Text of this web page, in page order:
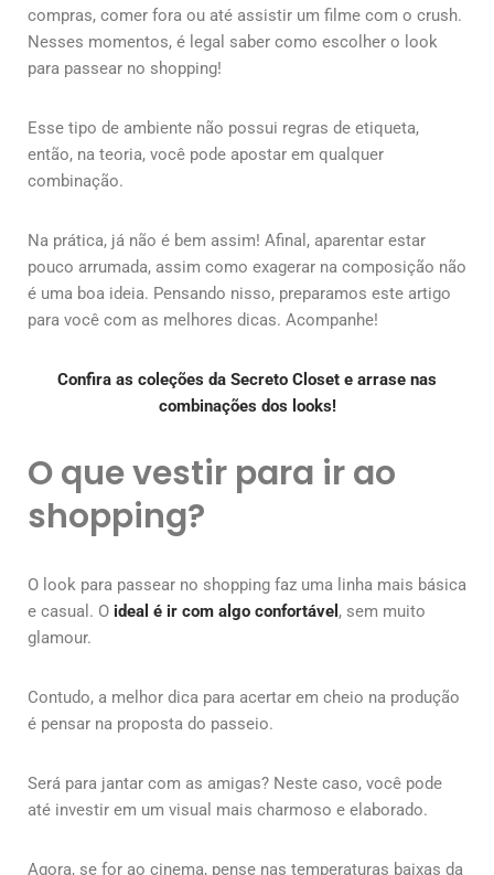
compras, comer fora ou até assistir um filme com o crush.
Nesses momentos, é legal saber como escolher o look
para passear no shopping!
Esse tipo de ambiente não possui regras de etiqueta,
então, na teoria, você pode apostar em qualquer
combinação.
Na prática, já não é bem assim! Afinal, aparentar estar
pouco arrumada, assim como exagerar na composição não
é uma boa ideia. Pensando nisso, preparamos este artigo
para você com as melhores dicas. Acompanhe!
Confira as coleções da Secreto Closet e arrase nas
combinações dos looks!
O que vestir para ir ao
shopping?
O look para passear no shopping faz uma linha mais básica
e casual. O ideal é ir com algo confortável , sem muito
glamour.
Contudo, a melhor dica para acertar em cheio na produção
é pensar na proposta do passeio.
Será para jantar com as amigas? Neste caso, você pode
até investir em um visual mais charmoso e elaborado.
Agora, se for ao cinema, pense nas temperaturas baixas da